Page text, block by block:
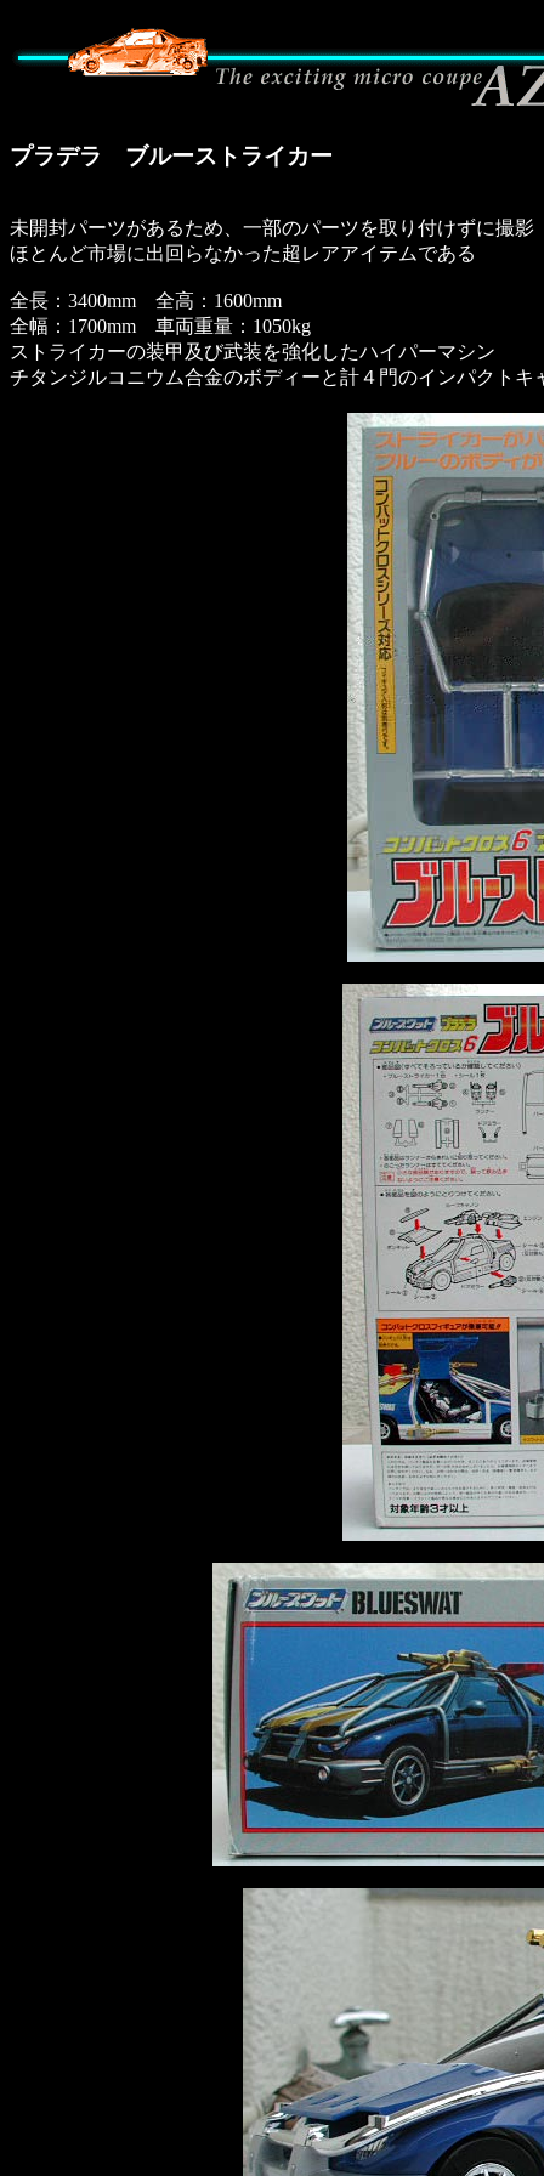
プラデラ ブルーストライカー
未開封パーツがあるため、一部のパーツを取り付けずに撮影
ほとんど市場に出回らなかった超レアアイテムである
全長：3400mm 全高：1600mm
全幅：1700mm 車両重量：1050kg
ストライカーの装甲及び武装を強化したハイパーマシン
チタンジルコニウム合金のボディーと計４門のインパクトキ